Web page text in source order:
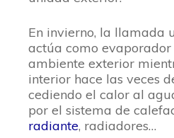
En invierno, la llamada
actúa como
ambiente exterior
interior hace las veces
cediendo el calor al
por el sistema de
radiante, radiadores…